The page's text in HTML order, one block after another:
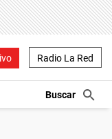
Radio La Red